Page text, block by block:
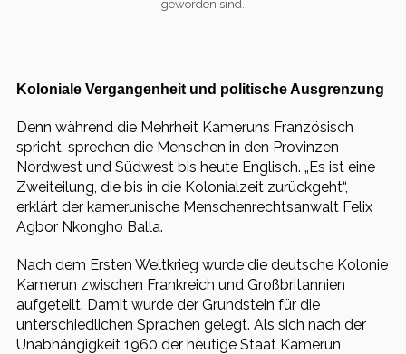
geworden sind.
Koloniale Vergangenheit und politische Ausgrenzung
Denn während die Mehrheit Kameruns Französisch
spricht, sprechen die Menschen in den Provinzen
Nordwest und Südwest bis heute Englisch. „Es ist eine
Zweiteilung, die bis in die Kolonialzeit zurückgeht“,
erklärt der kamerunische Menschenrechtsanwalt Felix
Agbor Nkongho Balla.
Nach dem Ersten Weltkrieg wurde die deutsche Kolonie
Kamerun zwischen Frankreich und Großbritannien
aufgeteilt. Damit wurde der Grundstein für die
unterschiedlichen Sprachen gelegt. Als sich nach der
Unabhängigkeit 1960 der heutige Staat Kamerun